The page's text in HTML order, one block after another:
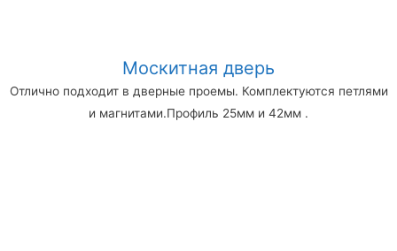
Москитная дверь
Отлично подходит в дверные проемы. Комплектуются петлями
и магнитами.Профиль 25мм и 42мм .